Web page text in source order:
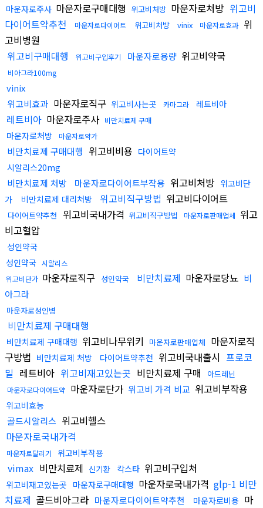
마운자로주사 마운자로구매대행 위고비처방 마운자로처방 위고비
다이어트약추천
마운자로다이어트 위고비처방 vinix 마운자로효과 위
고비병원
위고비구매대행
위고비구입후기 마운자로용량 위고비약국
비아그라100mg
vinix
위고비효과 마운자로직구 위고비사는곳 카마그라 레트비아
레트비아 마운자로주사 비만치료제 구매
마운자로처방 마운자로약가
비만치료제 구매대행 위고비비용 다이어트약
시알리스20mg
비만치료제 처방 마운자로다이어트부작용 위고비처방 위고비단
가
비만치료제 대리처방 위고비직구방법 위고비다이어트
다이어트약추천 위고비국내가격 위고비직구방법 마운자로판매업체 위고
비고혈압
성인약국
성인약국 시알리스
위고비단가 마운자로직구 성인약국 비만치료제 마운자로당뇨 비
아그라
마운자로성인병
비만치료제 구매대행
비만치료제 구매대행 위고비나무위키 마운자로판매업체 마운자로직
구방법 비만치료제 처방 다이어트약추천 위고비국내출시 프로코
밀 레트비아 위고비재고있는곳 비만치료제 구매 아드레닌
마운자로다이어트약 마운자로단가 위고비 가격 비교 위고비부작용
위고비효능
골드시알리스 위고비헬스
마운자로국내가격
마운자로달리기 위고비부작용
vimax 비만치료제 신기환 칵스타 위고비구입처
위고비재고있는곳 마운자로구매대행 마운자로국내가격 glp-1 비만
치료제 골드비아그라 마운자로다이어트약추천 마운자로비용 마